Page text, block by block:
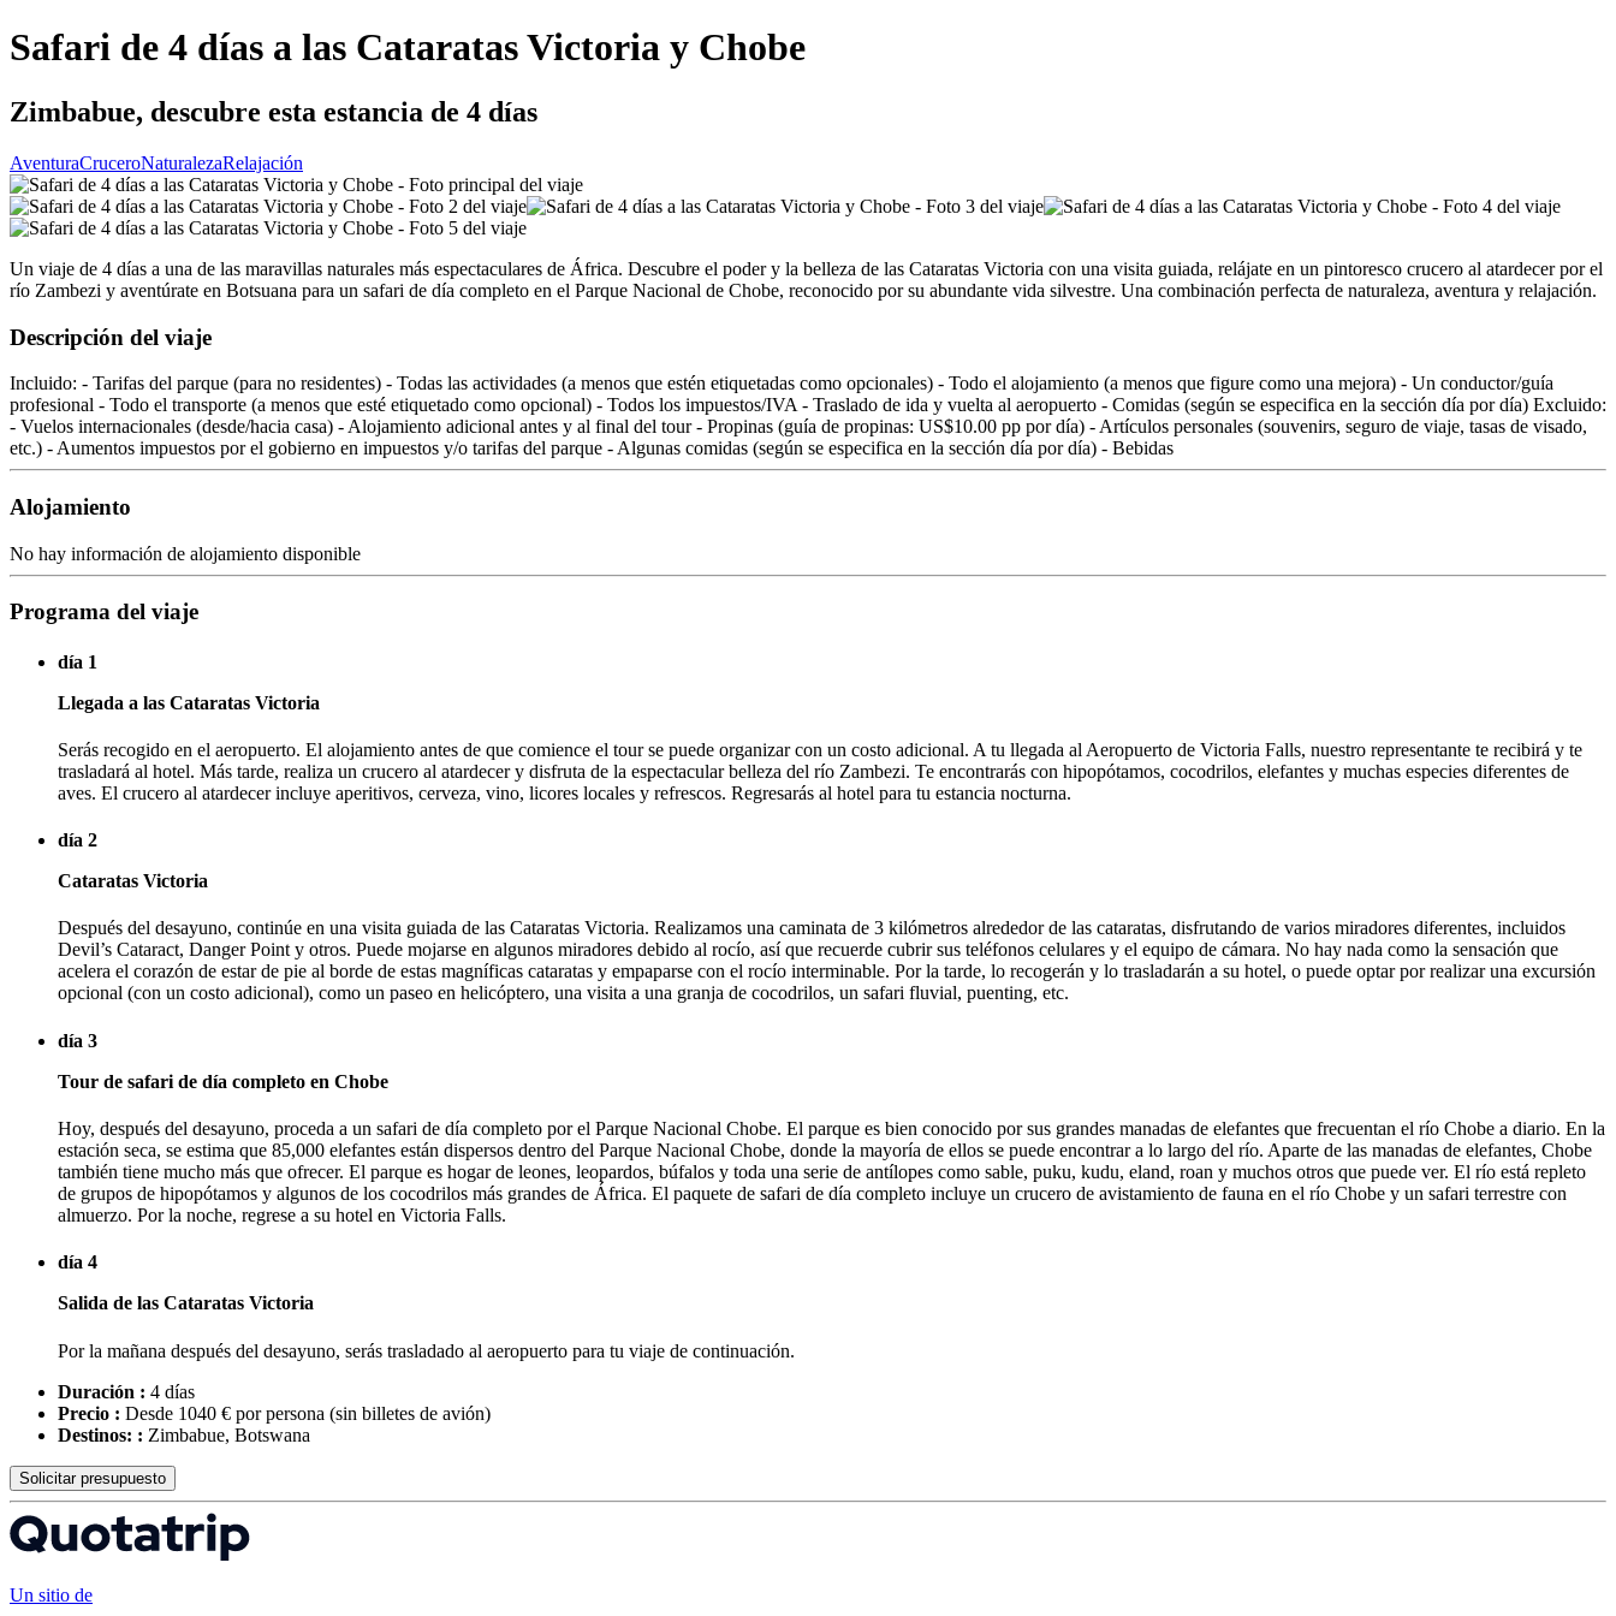
Safari de 4 días a las Cataratas Victoria y Chobe
Zimbabue, descubre esta estancia de 4 días
AventuraCruceroNaturalezaRelajación
Un viaje de 4 días a una de las maravillas naturales más espectaculares de África. Descubre el poder y la belleza de las Cataratas Victoria con una visita guiada, relájate en un pintoresco crucero al atardecer por el
río Zambezi y aventúrate en Botsuana para un safari de día completo en el Parque Nacional de Chobe, reconocido por su abundante vida silvestre. Una combinación perfecta de naturaleza, aventura y relajación.
Descripción del viaje
Incluido: - Tarifas del parque (para no residentes) - Todas las actividades (a menos que estén etiquetadas como opcionales) - Todo el alojamiento (a menos que figure como una mejora) - Un conductor/guía
profesional - Todo el transporte (a menos que esté etiquetado como opcional) - Todos los impuestos/IVA - Traslado de ida y vuelta al aeropuerto - Comidas (según se especifica en la sección día por día) Excluido:
- Vuelos internacionales (desde/hacia casa) - Alojamiento adicional antes y al final del tour - Propinas (guía de propinas: US$10.00 pp por día) - Artículos personales (souvenirs, seguro de viaje, tasas de visado,
etc.) - Aumentos impuestos por el gobierno en impuestos y/o tarifas del parque - Algunas comidas (según se especifica en la sección día por día) - Bebidas
Alojamiento
No hay información de alojamiento disponible
Programa del viaje
día 1
Llegada a las Cataratas Victoria
Serás recogido en el aeropuerto. El alojamiento antes de que comience el tour se puede organizar con un costo adicional. A tu llegada al Aeropuerto de Victoria Falls, nuestro representante te recibirá y te
trasladará al hotel. Más tarde, realiza un crucero al atardecer y disfruta de la espectacular belleza del río Zambezi. Te encontrarás con hipopótamos, cocodrilos, elefantes y muchas especies diferentes de
aves. El crucero al atardecer incluye aperitivos, cerveza, vino, licores locales y refrescos. Regresarás al hotel para tu estancia nocturna.
día 2
Cataratas Victoria
Después del desayuno, continúe en una visita guiada de las Cataratas Victoria. Realizamos una caminata de 3 kilómetros alrededor de las cataratas, disfrutando de varios miradores diferentes, incluidos
Devil’s Cataract, Danger Point y otros. Puede mojarse en algunos miradores debido al rocío, así que recuerde cubrir sus teléfonos celulares y el equipo de cámara. No hay nada como la sensación que
acelera el corazón de estar de pie al borde de estas magníficas cataratas y empaparse con el rocío interminable. Por la tarde, lo recogerán y lo trasladarán a su hotel, o puede optar por realizar una excursión
opcional (con un costo adicional), como un paseo en helicóptero, una visita a una granja de cocodrilos, un safari fluvial, puenting, etc.
día 3
Tour de safari de día completo en Chobe
Hoy, después del desayuno, proceda a un safari de día completo por el Parque Nacional Chobe. El parque es bien conocido por sus grandes manadas de elefantes que frecuentan el río Chobe a diario. En la
estación seca, se estima que 85,000 elefantes están dispersos dentro del Parque Nacional Chobe, donde la mayoría de ellos se puede encontrar a lo largo del río. Aparte de las manadas de elefantes, Chobe
también tiene mucho más que ofrecer. El parque es hogar de leones, leopardos, búfalos y toda una serie de antílopes como sable, puku, kudu, eland, roan y muchos otros que puede ver. El río está repleto
de grupos de hipopótamos y algunos de los cocodrilos más grandes de África. El paquete de safari de día completo incluye un crucero de avistamiento de fauna en el río Chobe y un safari terrestre con
almuerzo. Por la noche, regrese a su hotel en Victoria Falls.
día 4
Salida de las Cataratas Victoria
Por la mañana después del desayuno, serás trasladado al aeropuerto para tu viaje de continuación.
Duración : 4 días
Precio : Desde 1040 € por persona (sin billetes de avión)
Destinos: : Zimbabue, Botswana
Solicitar presupuesto
Un sitio de